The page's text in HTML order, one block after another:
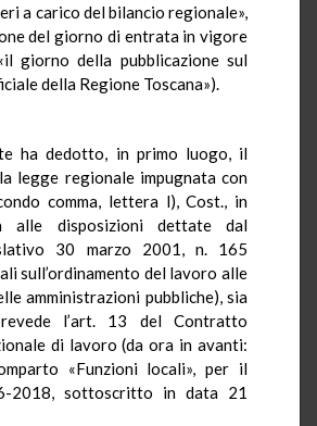
a carico del bilancio regionale»,
del giorno di entrata in vigore
giorno della pubblicazione sul
della Regione Toscana»).
ha dedotto, in primo luogo, il
legge regionale impugnata con
comma, lettera l), Cost., in
alle disposizioni dettate dal
30 marzo 2001, n. 165
sull’ordinamento del lavoro alle
amministrazioni pubbliche), sia
l’art. 13 del Contratto
di lavoro (da ora in avanti:
«Funzioni locali», per il
2018, sottoscritto in data 21